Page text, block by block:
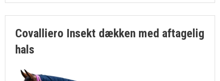
Covalliero Insekt dækken med aftagelig
hals